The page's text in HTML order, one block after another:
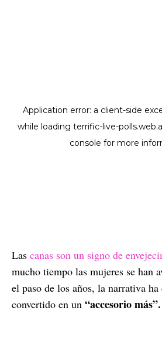
Las canas son un signo de
mucho tiempo las mujeres se han
el paso de los años, la narrativa
convertido en un “accesorio más”.